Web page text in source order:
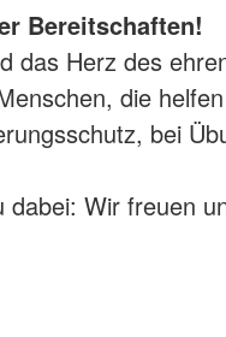
Bereitschaften!
das Herz des
die
bei
Wir freuen